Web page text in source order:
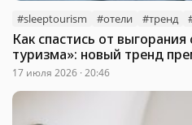
#sleeptourism #отели #тренд
Как спастись от
туризма»: новый тренд
17 июля 2026 · 20:46